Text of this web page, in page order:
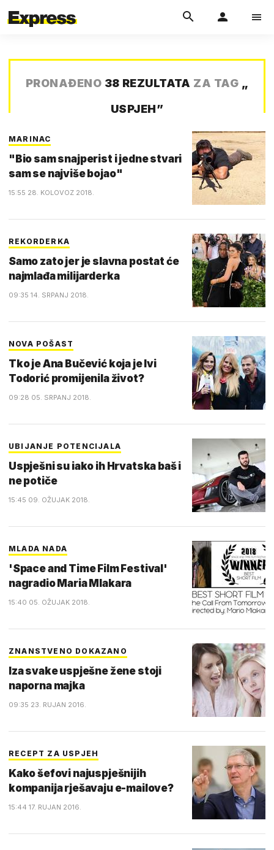
PRONAĐENO 38 REZULTATA ZA TAG „
USPJEH”
MARINAC
"Bio sam snajperist i jedne stvari
sam se najviše bojao"
15:55 28. KOLOVOZ 2018.
REKORDERKA
Samo zato jer je slavna postat će
najmlađa milijarderka
09:35 14. SRPANJ 2018.
NOVA POŠAST
Tko je Ana Bučević koja je Ivi
Todorić promijenila život?
09:28 05. SRPANJ 2018.
UBIJANJE POTENCIJALA
Uspješni su iako ih Hrvatska baš i
ne potiče
15:45 09. OŽUJAK 2018.
MLADA NADA
'Space and Time Film Festival'
nagradio Maria Mlakara
15:40 05. OŽUJAK 2018.
ZNANSTVENO DOKAZANO
Iza svake uspješne žene stoji
naporna majka
09:35 23. RUJAN 2016.
RECEPT ZA USPJEH
Kako šefovi najuspješnijih
kompanija rješavaju e-mailove?
15:44 17. RUJAN 2016.